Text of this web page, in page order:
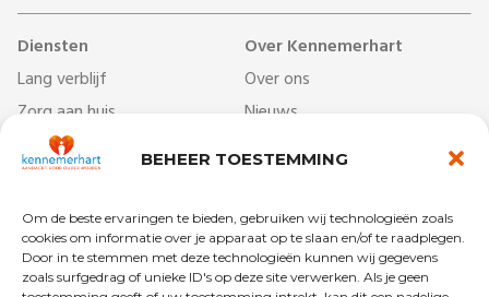
BEHEER TOESTEMMING
Om de beste ervaringen te bieden, gebruiken wij technologieën zoals
cookies om informatie over je apparaat op te slaan en/of te raadplegen.
Door in te stemmen met deze technologieën kunnen wij gegevens
zoals surfgedrag of unieke ID's op deze site verwerken. Als je geen
Diensten
Lang verblijf
Zorg aan huis
Dag- & ontmoetingscentra
Behandelcentrum
Revalidatie
Kort verblijf
Over Kennemerhart
Over ons
Nieuws
Werken bij
Begrippenlijst
Vrijwilligers